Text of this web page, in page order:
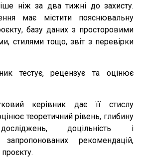
ніж за два тижні до захисту.
має містити пояснювальну
базу даних з просторовими
стилями тощо, звіт з перевірки
тестує, рецензує та оцінює
керівник дає її стислу
теоретичний рівень, глибину
доцільність і
запропонованих рекомендацій,